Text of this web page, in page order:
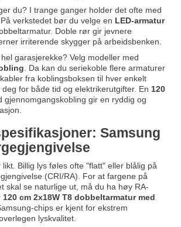
du? I trange ganger holder det ofte med
verkstedet bør du velge en LED-armatur
Doble rør gir jevnere
irriterende skygger på arbeidsbenken.
garasjerekke? Velg modeller med
. Da kan du seriekoble flere armaturer
fra koblingsboksen til hver enkelt
for både tid og elektrikerutgifter. En 120
gjennomgangskobling gir en ryddig og
Samsung
likt. Billig lys føles ofte "flatt" eller blålig på
(CRI/RA). For at fargene på
skal se naturlige ut, må du ha høy RA-
120 cm 2x18W T8 dobbeltarmatur med
chips er kjent for ekstrem
lyskvalitet.